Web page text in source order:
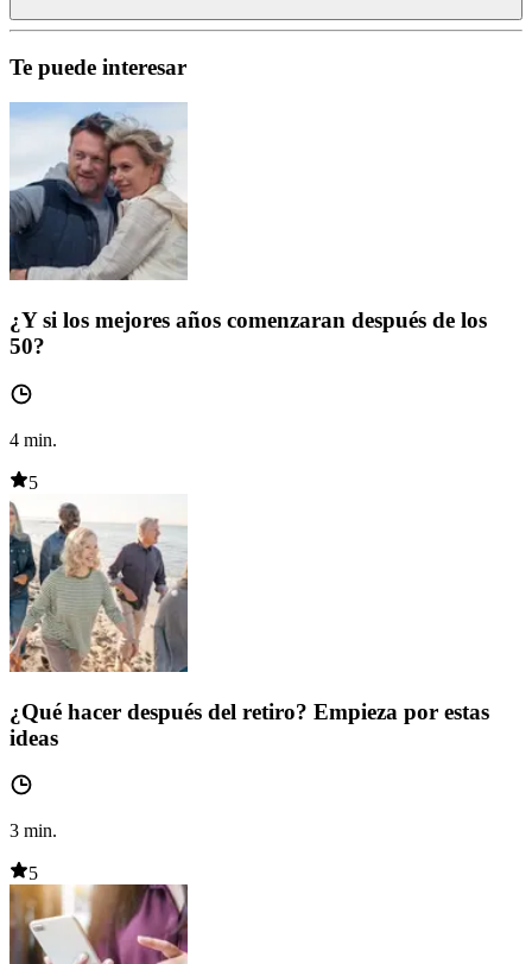
Te puede interesar
¿Y si los mejores años comenzaran después de los
50?
4 min.
5
¿Qué hacer después del retiro? Empieza por estas
ideas
3 min.
5